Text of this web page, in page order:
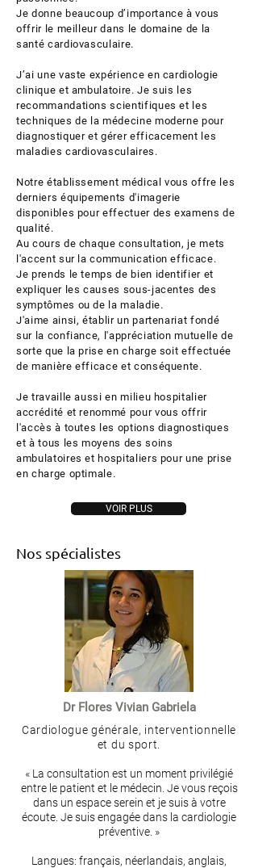
Je donne beaucoup d’importance à vous
offrir le meilleur dans le domaine de la
santé cardiovasculaire.
J’ai une vaste expérience en cardiologie
clinique et ambulatoire. Je suis les
recommandations scientifiques et les
techniques de la médecine moderne pour
diagnostiquer et gérer efficacement les
maladies cardiovasculaires.
Notre établissement médical vous offre les
derniers équipements d'imagerie
disponibles pour effectuer des examens de
qualité.
Au cours de chaque consultation, je mets
l'accent sur la communication efficace.
Je prends le temps de bien identifier et
expliquer les causes sous-jacentes des
symptômes ou de la maladie. ​
J'aime ainsi, établir un partenariat fondé
sur la confiance, l'appréciation mutuelle de
sorte que la prise en charge soit effectuée
de manière efficace et conséquente.
Je travaille aussi en milieu hospitalier
accrédité et renommé pour vous offrir
l'accès à toutes les options diagnostiques
et à tous les moyens des soins
ambulatoires et hospitaliers pour une prise
en charge optimale.
VOIR PLUS
Nos spécialistes
Dr Flores Vivian Gabriela
Cardiologue générale, interventionnelle
et du sport.
« La consultation est un moment privilégié
entre le patient et le médecin. Je vous reçois
dans un espace serein et je suis à votre
écoute. Je suis engagée dans la cardiologie
préventive. »
Langues: français, néerlandais, anglais,